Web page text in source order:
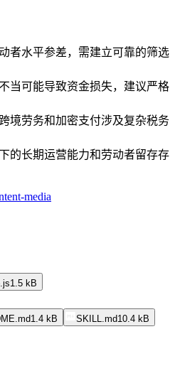
者水平参差，需建立可靠的筛选
当可能导致资金损失，建议严格
境劳务和加密支付涉及复杂税务
的长期运营能力和劳动者留存存
media
1.5 kB
1.4 kB SKILL.md10.4 kB